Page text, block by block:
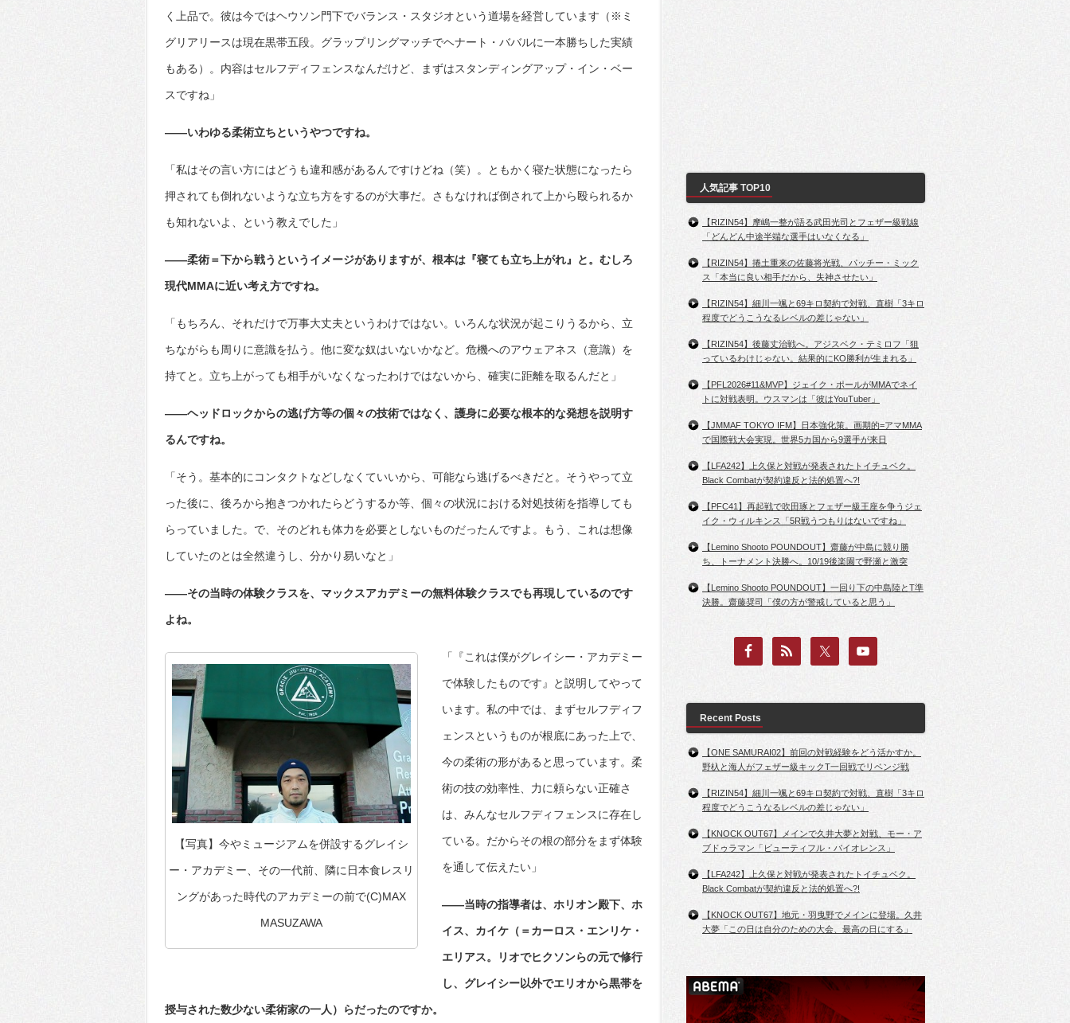
く上品で。彼は今ではヘウソン門下でバランス・スタジオという道場を経営しています（※ミ
グリアリースは現在黒帯五段。グラップリングマッチでヘナート・ババルに一本勝ちした実績
もある）。内容はセルフディフェンスなんだけど、まずはスタンディングアップ・イン・ベー
スですね」
――いわゆる柔術立ちというやつですね。
「私はその言い方にはどうも違和感があるんですけどね（笑）。ともかく寝た状態になったら
押されても倒れないような立ち方をするのが大事だ。さもなければ倒されて上から殴られるか
も知れないよ、という教えでした」
――柔術＝下から戦うというイメージがありますが、根本は『寝ても立ち上がれ』と。むしろ
現代MMAに近い考え方ですね。
「もちろん、それだけで万事大丈夫というわけではない。いろんな状況が起こりうるから、立
ちながらも周りに意識を払う。他に変な奴はいないかなど。危機へのアウェアネス（意識）を
持てと。立ち上がっても相手がいなくなったわけではないから、確実に距離を取るんだと」
――ヘッドロックからの逃げ方等の個々の技術ではなく、護身に必要な根本的な発想を説明す
るんですね。
「そう。基本的にコンタクトなどしなくていいから、可能なら逃げるべきだと。そうやって立
った後に、後ろから抱きつかれたらどうするか等、個々の状況における対処技術を指導しても
らっていました。で、そのどれも体力を必要としないものだったんですよ。もう、これは想像
していたのとは全然違うし、分かり易いなと」
――その当時の体験クラスを、マックスアカデミーの無料体験クラスでも再現しているのです
よね。
【写真】今やミュージアムを併設するグレイシ
ー・アカデミー、その一代前、隣に日本食レスリ
ングがあった時代のアカデミーの前で(C)MAX
MASUZAWA
「『これは僕がグレイシー・アカデミー
で体験したものです』と説明してやって
います。私の中では、まずセルフディフ
ェンスというものが根底にあった上で、
今の柔術の形があると思っています。柔
術の技の効率性、力に頼らない正確さ
は、みんなセルフディフェンスに存在し
ている。だからその根の部分をまず体験
を通して伝えたい」
――当時の指導者は、ホリオン殿下、ホ
イス、カイケ（＝カーロス・エンリケ・
エリアス。リオでヒクソンらの元で修行
し、グレイシー以外でエリオから黒帯を
授与された数少ない柔術家の一人）らだったのですか。
人気記事 TOP10
【RIZIN54】摩嶋一整が語る武田光司とフェザー級戦線
「どんどん中途半端な選手はいなくなる」
【RIZIN54】捲土重来の佐藤将光戦、パッチー・ミック
ス「本当に良い相手だから、失神させたい」
【RIZIN54】細川一颯と69キロ契約で対戦、直樹「3キロ
程度でどうこうなるレベルの差じゃない」
【RIZIN54】後藤丈治戦へ。アジスベク・テミロフ「狙
っているわけじゃない。結果的にKO勝利が生まれる」
【PFL2026#11&MVP】ジェイク・ポールがMMAでネイ
トに対戦表明。ウスマンは「彼はYouTuber」
【JMMAF TOKYO IFM】日本強化策。画期的=アマMMA
で国際戦大会実現。世界5カ国から9選手が来日
【LFA242】上久保と対戦が発表されたトイチュベク。
Black Combatが契約違反と法的処置へ?!
【PFC41】再起戦で吹田琢とフェザー級王座を争うジェ
イク・ウィルキンス「5R戦うつもりはないですね」
【Lemino Shooto POUNDOUT】齋藤が中島に競り勝
ち、トーナメント決勝へ。10/19後楽園で野瀬と激突
【Lemino Shooto POUNDOUT】一回り下の中島陸とT準
決勝。齋藤奨司「僕の方が警戒していると思う」
Recent Posts
【ONE SAMURAI02】前回の対戦経験をどう活かすか。
野杁と海人がフェザー級キックT一回戦でリベンジ戦
【RIZIN54】細川一颯と69キロ契約で対戦、直樹「3キロ
程度でどうこうなるレベルの差じゃない」
【KNOCK OUT67】メインで久井大夢と対戦、モー・ア
ブドゥラマン「ビューティフル・バイオレンス」
【LFA242】上久保と対戦が発表されたトイチュベク。
Black Combatが契約違反と法的処置へ?!
【KNOCK OUT67】地元・羽曳野でメインに登場。久井
大夢「この日は自分のための大会、最高の日にする」